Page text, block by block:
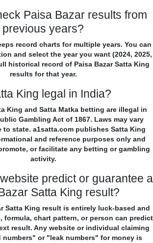
Paisa Bazar results from
previous years?
record charts for multiple years. You can
and select the year you want (2024, 2025,
historical record of Paisa Bazar Satta King
results for that year.
King legal in India?
King and Satta Matka betting are illegal in
Gambling Act of 1867. Laws may vary
state. a1satta.com publishes Satta King
and reference purposes only and
or facilitate any betting or gambling
activity.
predict or guarantee a
Satta King result?
Satta King result is entirely luck-based and
formula, chart pattern, or person can predict
result. Any website or individual claiming
or "leak numbers" for money is